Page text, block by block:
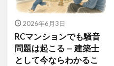
2026年6月3日
RCマンションでも騒音
問題は起こる — 建築士
として今ならわかるこ